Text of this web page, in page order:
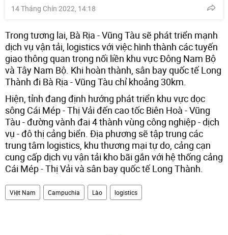
14 Tháng Chín 2022, 14:18
Trong tương lai, Bà Rịa - Vũng Tàu sẽ phát triển mạnh
dịch vụ vận tải, logistics với việc hình thành các tuyến
giao thông quan trọng nối liền khu vực Đông Nam Bộ
và Tây Nam Bộ. Khi hoàn thành, sân bay quốc tế Long
Thành đi Bà Rịa - Vũng Tàu chỉ khoảng 30km.
Hiện, tỉnh đang định hướng phát triển khu vực dọc
sông Cái Mép - Thị Vải đến cao tốc Biên Hoà - Vũng
Tàu - đường vành đai 4 thành vùng công nghiệp - dịch
vụ - đô thị cảng biển. Địa phương sẽ tập trung các
trung tâm logistics, khu thương mại tự do, cảng cạn
cung cấp dịch vụ vận tải kho bãi gắn với hệ thống cảng
Cái Mép - Thị Vải và sân bay quốc tế Long Thành.
Việt Nam Campuchia Lào logistics